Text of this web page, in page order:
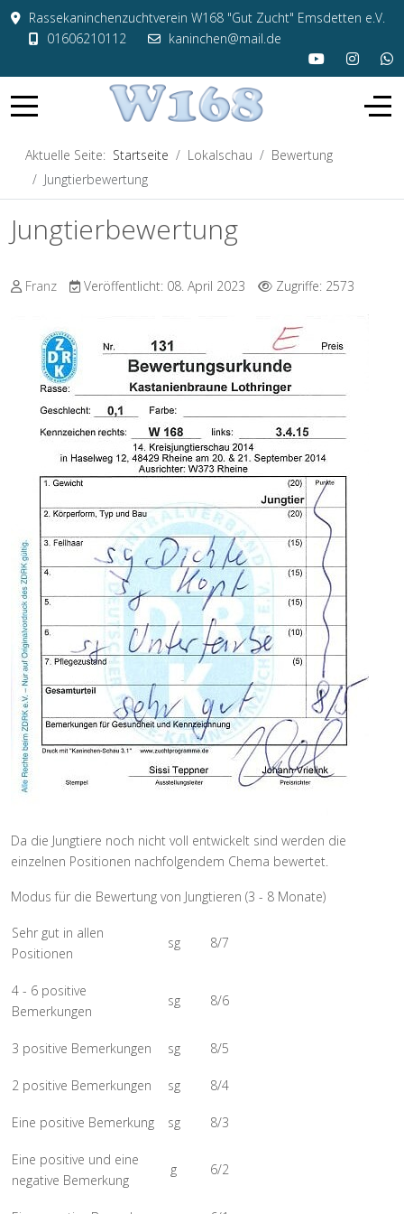
Rassekaninchenzuchtverein W168 "Gut Zucht" Emsdetten e.V.
01606210112
kaninchen@mail.de
Aktuelle Seite: Startseite Lokalschau
Bewertung
Jungtierbewertung
Jungtierbewertung
Franz Veröffentlicht: 08. April 2023 Zugriffe: 2573
Da die Jungtiere noch nicht voll entwickelt sind werden die
einzelnen Positionen nachfolgendem Chema bewertet.
Modus für die Bewertung von Jungtieren (3 - 8 Monate)
Sehr gut in allen
Positionen
sg 8/7
4 - 6 positive
Bemerkungen
sg 8/6
3 positive Bemerkungen sg 8/5
2 positive Bemerkungen sg 8/4
Eine positive Bemerkung sg 8/3
Eine positive und eine
negative Bemerkung
g 6/2